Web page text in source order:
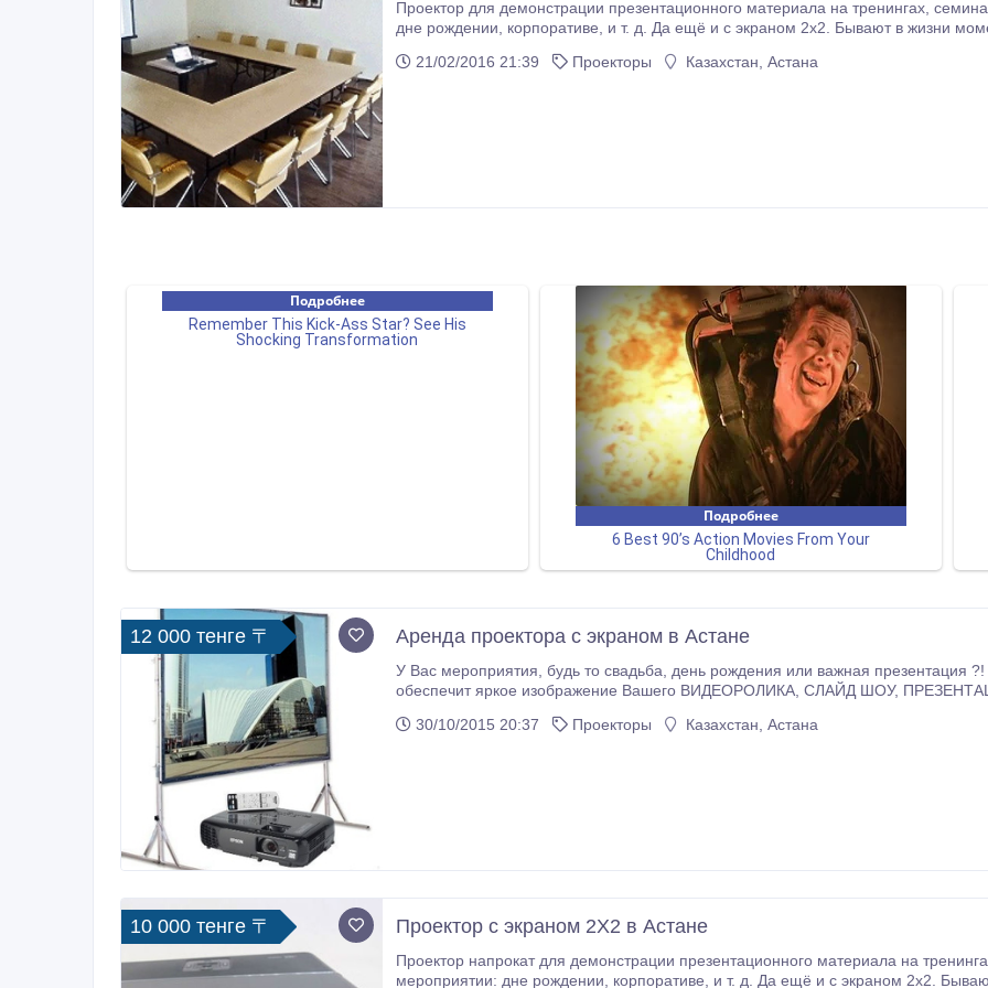
Проектор для демонстрации презентационного материала на тренингах, семинарах, курсах, или на праздничном мероприятии:
дне рождении, корпоративе, и т. д. Да ещё и с экраном 2х2. Бывают в жизни моменты, когда он действительно нужен, да ещё и с
21/02/2016 21:39
Проекторы Казахстан, Астана
12 000 тенге 〒 Аренда проектора с экраном в Астане
У Вас мероприятия, будь то свадьба, день рождения или важная презентация ?! Проектор Epson HD серии с Экраном (2х2 м.),
обеспечит яркое изображение Вашего ВИДЕОРОЛИКА, СЛАЙД ШОУ, ПРЕЗЕНТАЦИЙ и т.п. Стоимость : Проектор +
Доставка+установка оборудования входить в сумму.
30/10/2015 20:37 Проекторы Казахстан, Астана
10 000 тенге 〒 Проектор с экраном 2Х2 в Астане
Проектор напрокат для демонстрации презентационного материала на тренингах, семинарах, курсах, или на
мероприятии: дне рождении, корпоративе, и т. д. Да ещё и с экраном 2х2. Бывают в жизни моменты, когда он действительно